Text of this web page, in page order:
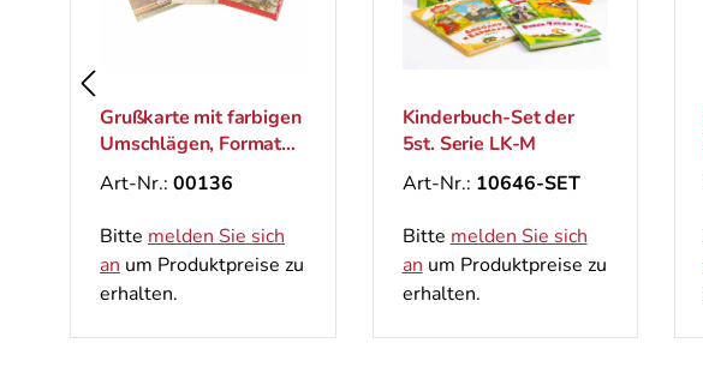
Grußkarte mit farbigen
Umschlägen, Format
B6
Art-Nr.: 00136
Bitte melden Sie sich
an um Produktpreise zu
erhalten.
Kinderbuch-Set der
5st. Serie LK-M
Art-Nr.: 10646-SET
Bitte melden Sie sich
an um Produktpreise zu
erhalten.